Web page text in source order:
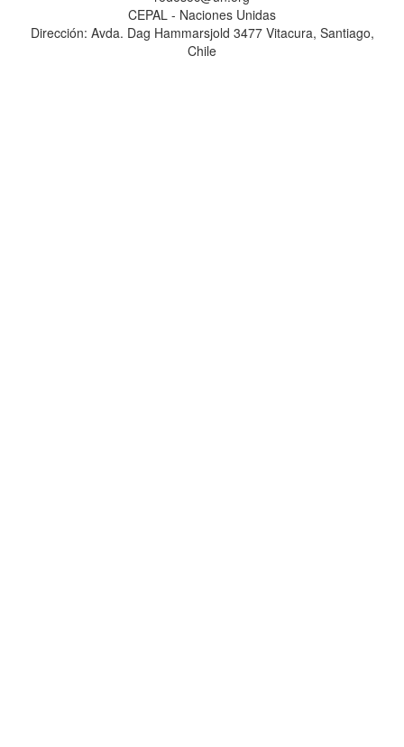
CEPAL - Naciones Unidas
Dirección: Avda. Dag Hammarsjold 3477 Vitacura, Santiago,
Chile